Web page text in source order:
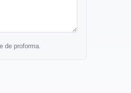
de proforma.